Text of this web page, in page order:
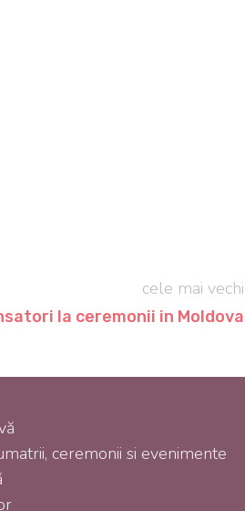
cele mai vechi
la ceremonii in Moldova
ceremonii si evenimente